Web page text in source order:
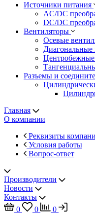
Источники питания
AC/DC
DC/DC
Вентиляторы
Осевые
Диагональные
Разъемы и
Главная
О компании
Реквизиты
Условия работы
Вопрос-ответ
Производители
Новости
Контакты
0
0
0